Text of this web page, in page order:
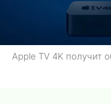
Apple TV 4K получит